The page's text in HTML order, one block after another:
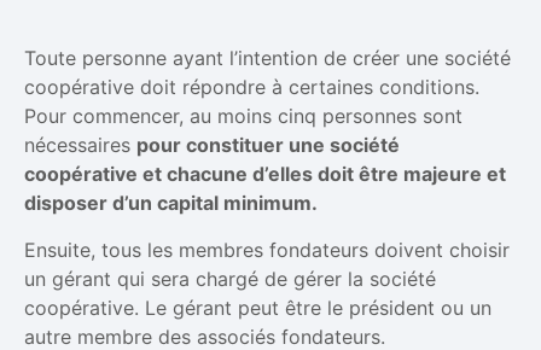
Toute personne ayant l’intention de créer une société
coopérative doit répondre à certaines conditions.
Pour commencer, au moins cinq personnes sont
nécessaires pour constituer une société
coopérative et chacune d’elles doit être majeure et
disposer d’un capital minimum.
Ensuite, tous les membres fondateurs doivent choisir
un gérant qui sera chargé de gérer la société
coopérative. Le gérant peut être le président ou un
autre membre des associés fondateurs.